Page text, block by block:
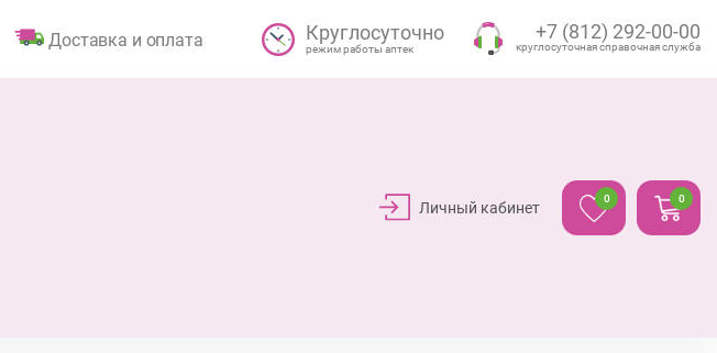
Доставка и оплата Круглосуточно
режим работы аптек
+7 (812) 292-00-00
круглосуточная справочная служба
Личный кабинет
0 0